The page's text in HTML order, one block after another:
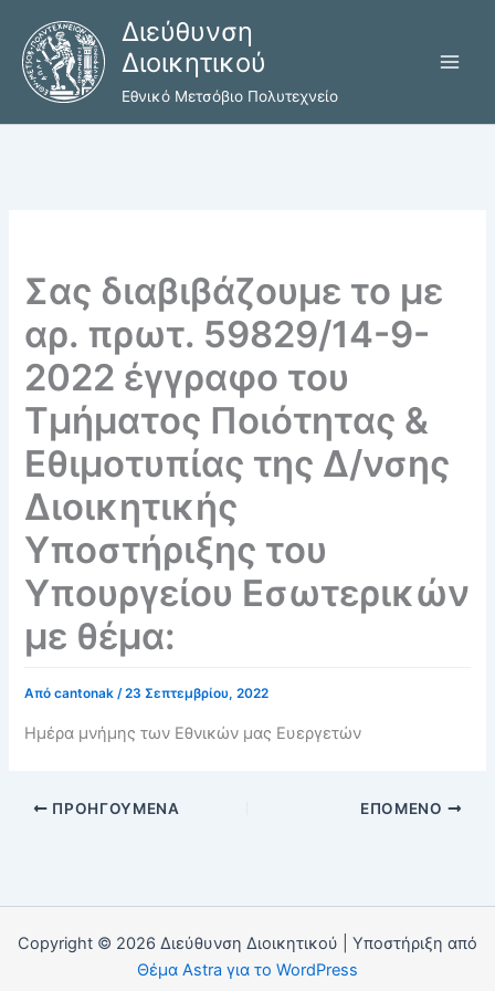
περιεχόμενο
Διεύθυνση
Διοικητικού
Εθνικό Μετσόβιο Πολυτεχνείο
Σας διαβιβάζουμε το με
αρ. πρωτ. 59829/14-9-
2022 έγγραφο του
Τμήματος Ποιότητας &
Εθιμοτυπίας της Δ/νσης
Διοικητικής
Υποστήριξης του
Υπουργείου Εσωτερικών
με θέμα:
Απόcantonak/23 Σεπτεμβρίου, 2022
Ημέρα μνήμης των Εθνικών μας Ευεργετών
ΠΡΟΗΓΟΎΜΕΝΑ ΕΠΌΜΕΝΟ
Copyright © 2026 Διεύθυνση Διοικητικού | Υποστήριξη από
Θέμα Astra για το WordPress